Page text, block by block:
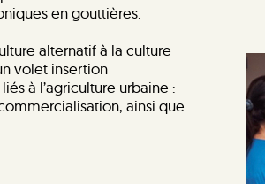
en gouttières.
alternatif à la culture
volet insertion
à l’agriculture urbaine :
ainsi que